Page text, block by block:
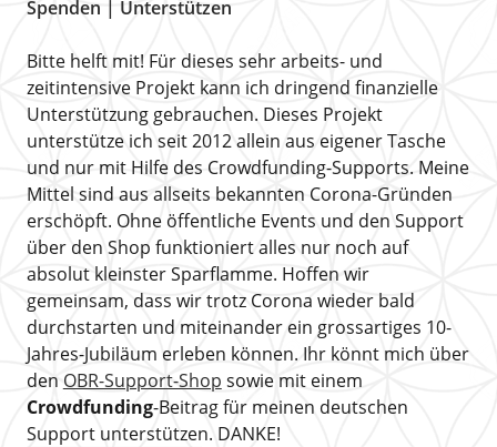
Spenden | Unterstützen
Bitte helft mit! Für dieses sehr arbeits- und
zeitintensive Projekt kann ich dringend finanzielle
Unterstützung gebrauchen. Dieses Projekt
unterstütze ich seit 2012 allein aus eigener Tasche
und nur mit Hilfe des Crowdfunding-Supports. Meine
Mittel sind aus allseits bekannten Corona-Gründen
erschöpft. Ohne öffentliche Events und den Support
über den Shop funktioniert alles nur noch auf
absolut kleinster Sparflamme. Hoffen wir
gemeinsam, dass wir trotz Corona wieder bald
durchstarten und miteinander ein grossartiges 10-
Jahres-Jubiläum erleben können. Ihr könnt mich über
den OBR-Support-Shop sowie mit einem
Crowdfunding-Beitrag für meinen deutschen
Support unterstützen. DANKE!